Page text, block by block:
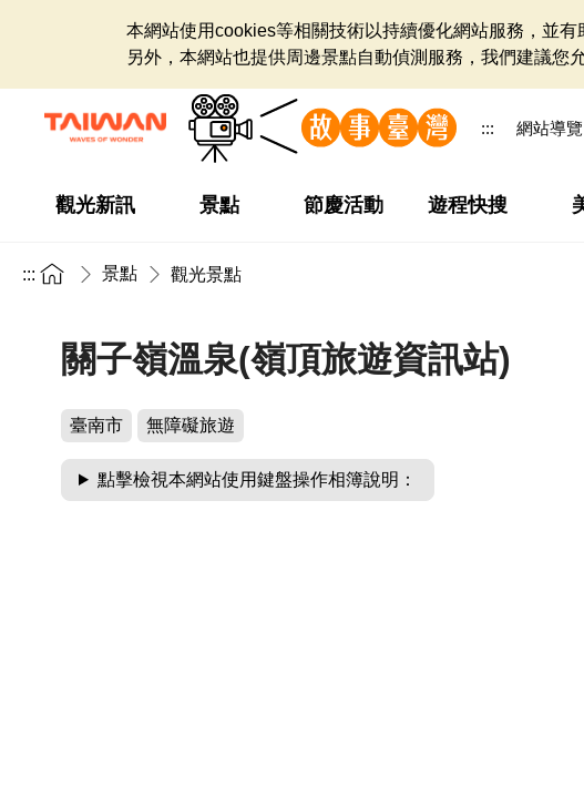
本網站使用cookies等相關技術以持續優化網站服務，並
另外，本網站也提供周邊景點自動偵測服務，我們建議您
::: 網站導覽
觀光新訊 景點 節慶活動 遊程快搜
::: 景點 觀光景點
關子嶺溫泉(嶺頂旅遊資訊站)
臺南市 無障礙旅遊
點擊檢視本網站使用鍵盤操作相簿說明：